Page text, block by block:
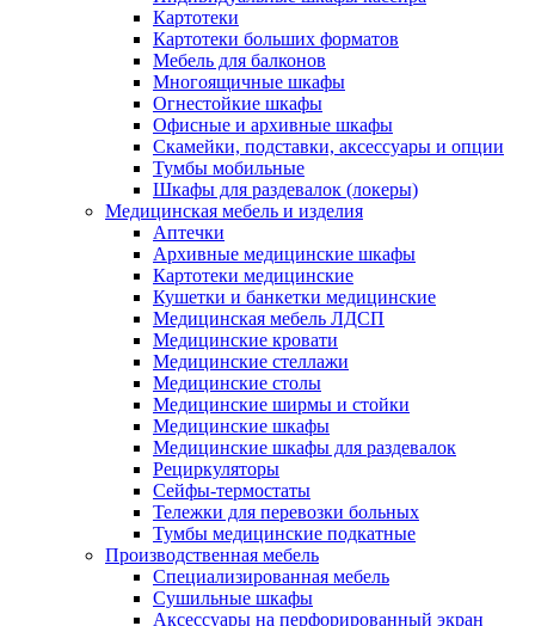
Картотеки
Картотеки больших форматов
Мебель для балконов
Многоящичные шкафы
Огнестойкие шкафы
Офисные и архивные шкафы
Скамейки, подставки, аксессуары и опции
Тумбы мобильные
Шкафы для раздевалок (локеры)
Медицинская мебель и изделия
Аптечки
Архивные медицинские шкафы
Картотеки медицинские
Кушетки и банкетки медицинские
Медицинская мебель ЛДСП
Медицинские кровати
Медицинские стеллажи
Медицинские столы
Медицинские ширмы и стойки
Медицинские шкафы
Медицинские шкафы для раздевалок
Рециркуляторы
Сейфы-термостаты
Тележки для перевозки больных
Тумбы медицинские подкатные
Производственная мебель
Cпециализированная мебель
Cушильные шкафы
Аксессуары на перфорированный экран